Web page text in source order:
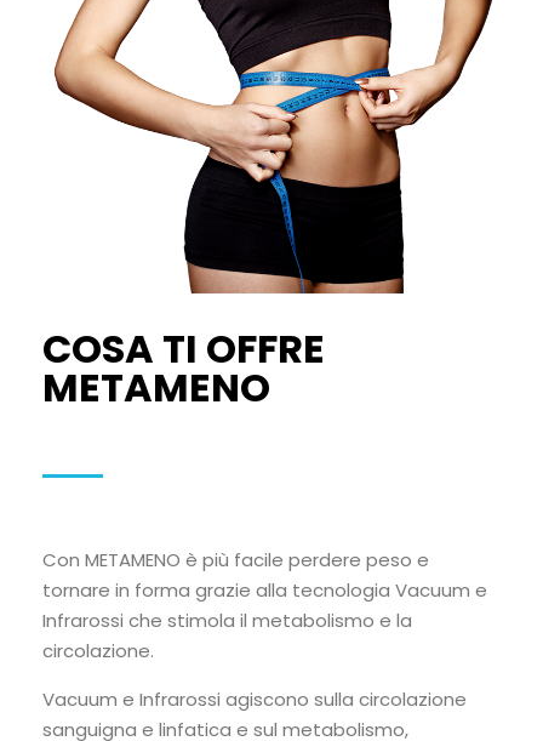
COSA TI OFFRE
METAMENO
Con METAMENO è più facile perdere peso e
tornare in forma grazie alla tecnologia Vacuum e
Infrarossi che stimola il metabolismo e la
circolazione.
Vacuum e Infrarossi agiscono sulla circolazione
sanguigna e linfatica e sul metabolismo,